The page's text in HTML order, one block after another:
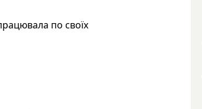
по своїх